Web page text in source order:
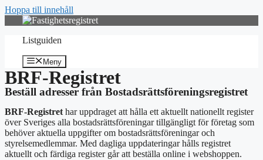
Hoppa till innehåll
Listguiden
Meny
BRF-Registret
Beställ adresser från Bostadsrättsföreningsregistret
BRF-Registret har uppdraget att hålla ett aktuellt nationellt register
över Sveriges alla bostadsrättsföreningar tillgängligt för företag som
behöver aktuella uppgifter om bostadsrättsföreningar och
styrelsemedlemmar. Med dagliga uppdateringar hålls registret
aktuellt och färdiga register går att beställa online i webshoppen.